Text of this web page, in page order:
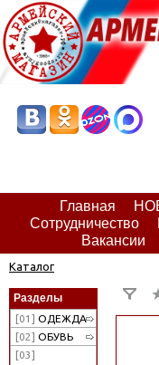
Главная
Сотрудничество
Вакансии
Каталог
Разделы
[01] ОДЕЖДА
[02] ОБУВЬ
[03]